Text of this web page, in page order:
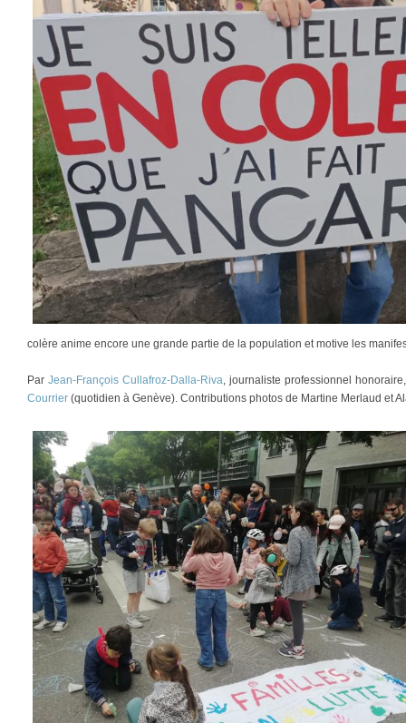
colère anime encore une grande partie de la population et motive les
Par Jean-François Cullafroz-Dalla-Riva , journaliste professionnel
Courrier (quotidien à Genève). Contributions photos de Martine Merlaud et